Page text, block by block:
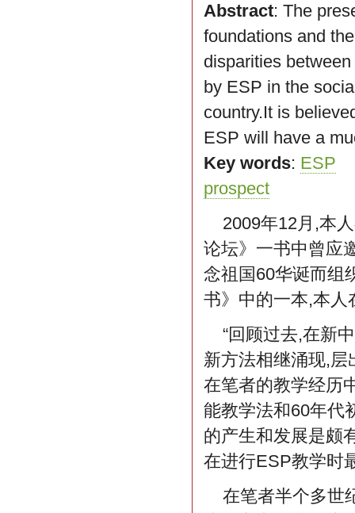
Abstract: The
foundations and
disparities
by ESP in the
country.It is
ESP will have a
Key words: ESP
prospect
2009年12月,本
论坛》一书中曾应
念祖国60华诞而组
书》中的一本,本人
“回顾过去,在新
新方法相继涌现,
在笔者的教学经历
能教学法和60年代
的产生和发展是颇
在进行ESP教学时
在笔者半个多世